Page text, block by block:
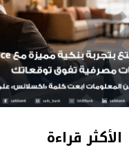
الأكثر قراءة